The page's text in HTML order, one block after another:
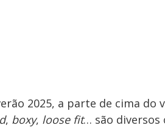
2025, a parte de cima do
, boxy, loose fit… são diversos